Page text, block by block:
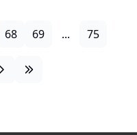
68 69 ... 75